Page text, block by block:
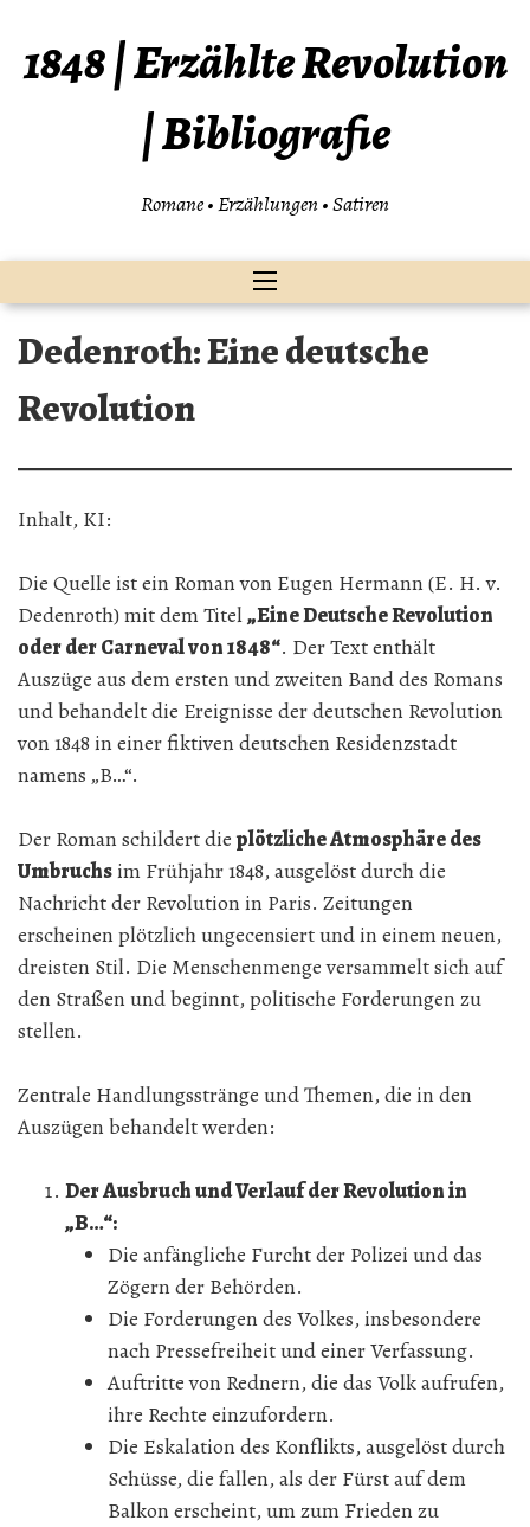
springen
1848 | Erzählte Revolution
| Bibliografie
Romane • Erzählungen • Satiren
Dedenroth: Eine deutsche
Revolution
Inhalt, KI:
Die Quelle ist ein Roman von Eugen Hermann (E. H. v.
Dedenroth) mit dem Titel„Eine Deutsche Revolution
oder der Carneval von 1848“. Der Text enthält
Auszüge aus dem ersten und zweiten Band des Romans
und behandelt die Ereignisse der deutschen Revolution
von 1848 in einer fiktiven deutschen Residenzstadt
namens „B…“.
Der Roman schildert dieplötzliche Atmosphäre des
Umbruchsim Frühjahr 1848, ausgelöst durch die
Nachricht der Revolution in Paris. Zeitungen
erscheinen plötzlich ungecensiert und in einem neuen,
dreisten Stil. Die Menschenmenge versammelt sich auf
den Straßen und beginnt, politische Forderungen zu
stellen.
Zentrale Handlungsstränge und Themen, die in den
Auszügen behandelt werden:
Der Ausbruch und Verlauf der Revolution in
„B…“:
Die anfängliche Furcht der Polizei und das
Zögern der Behörden.
Die Forderungen des Volkes, insbesondere
nach Pressefreiheit und einer Verfassung.
Auftritte von Rednern, die das Volk aufrufen,
ihre Rechte einzufordern.
Die Eskalation des Konflikts, ausgelöst durch
Schüsse, die fallen, als der Fürst auf dem
Balkon erscheint, um zum Frieden zu